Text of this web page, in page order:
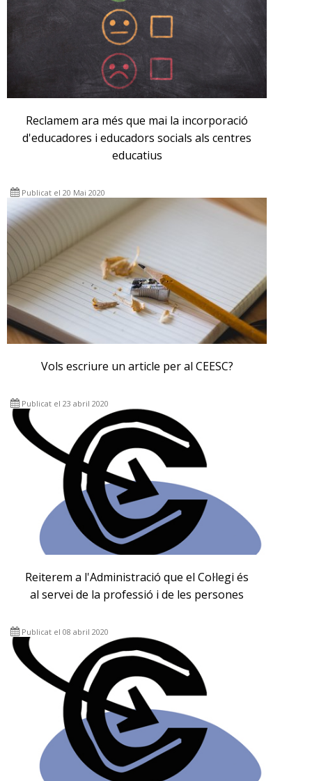
Reclamem ara més que mai la incorporació
d'educadores i educadors socials als centres
educatius
Publicat el 20 Mai 2020
Vols escriure un article per al CEESC?
Publicat el 23 abril 2020
Reiterem a l'Administració que el Col·legi és
al servei de la professió i de les persones
Publicat el 08 abril 2020